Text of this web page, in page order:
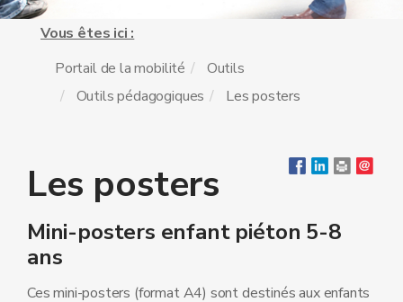
Vous êtes ici :
Portail de la mobilité
Outils
Outils pédagogiques
Les posters
Les posters
Mini-posters enfant piéton 5-8
ans
Ces mini-posters (format A4) sont destinés aux enfants